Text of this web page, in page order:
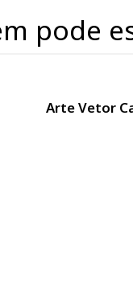
pode
Arte Vetor